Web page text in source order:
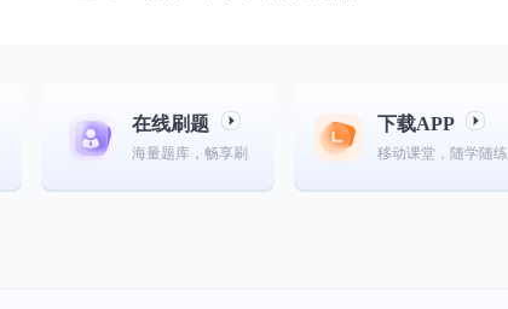
在线刷题
海量题库，畅享刷
下载APP
移动课堂，随学随练